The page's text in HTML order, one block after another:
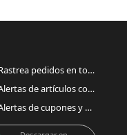
Rastrea pedidos en todo momento
Alertas de artículos con poco stock
Alertas de cupones y ofertas